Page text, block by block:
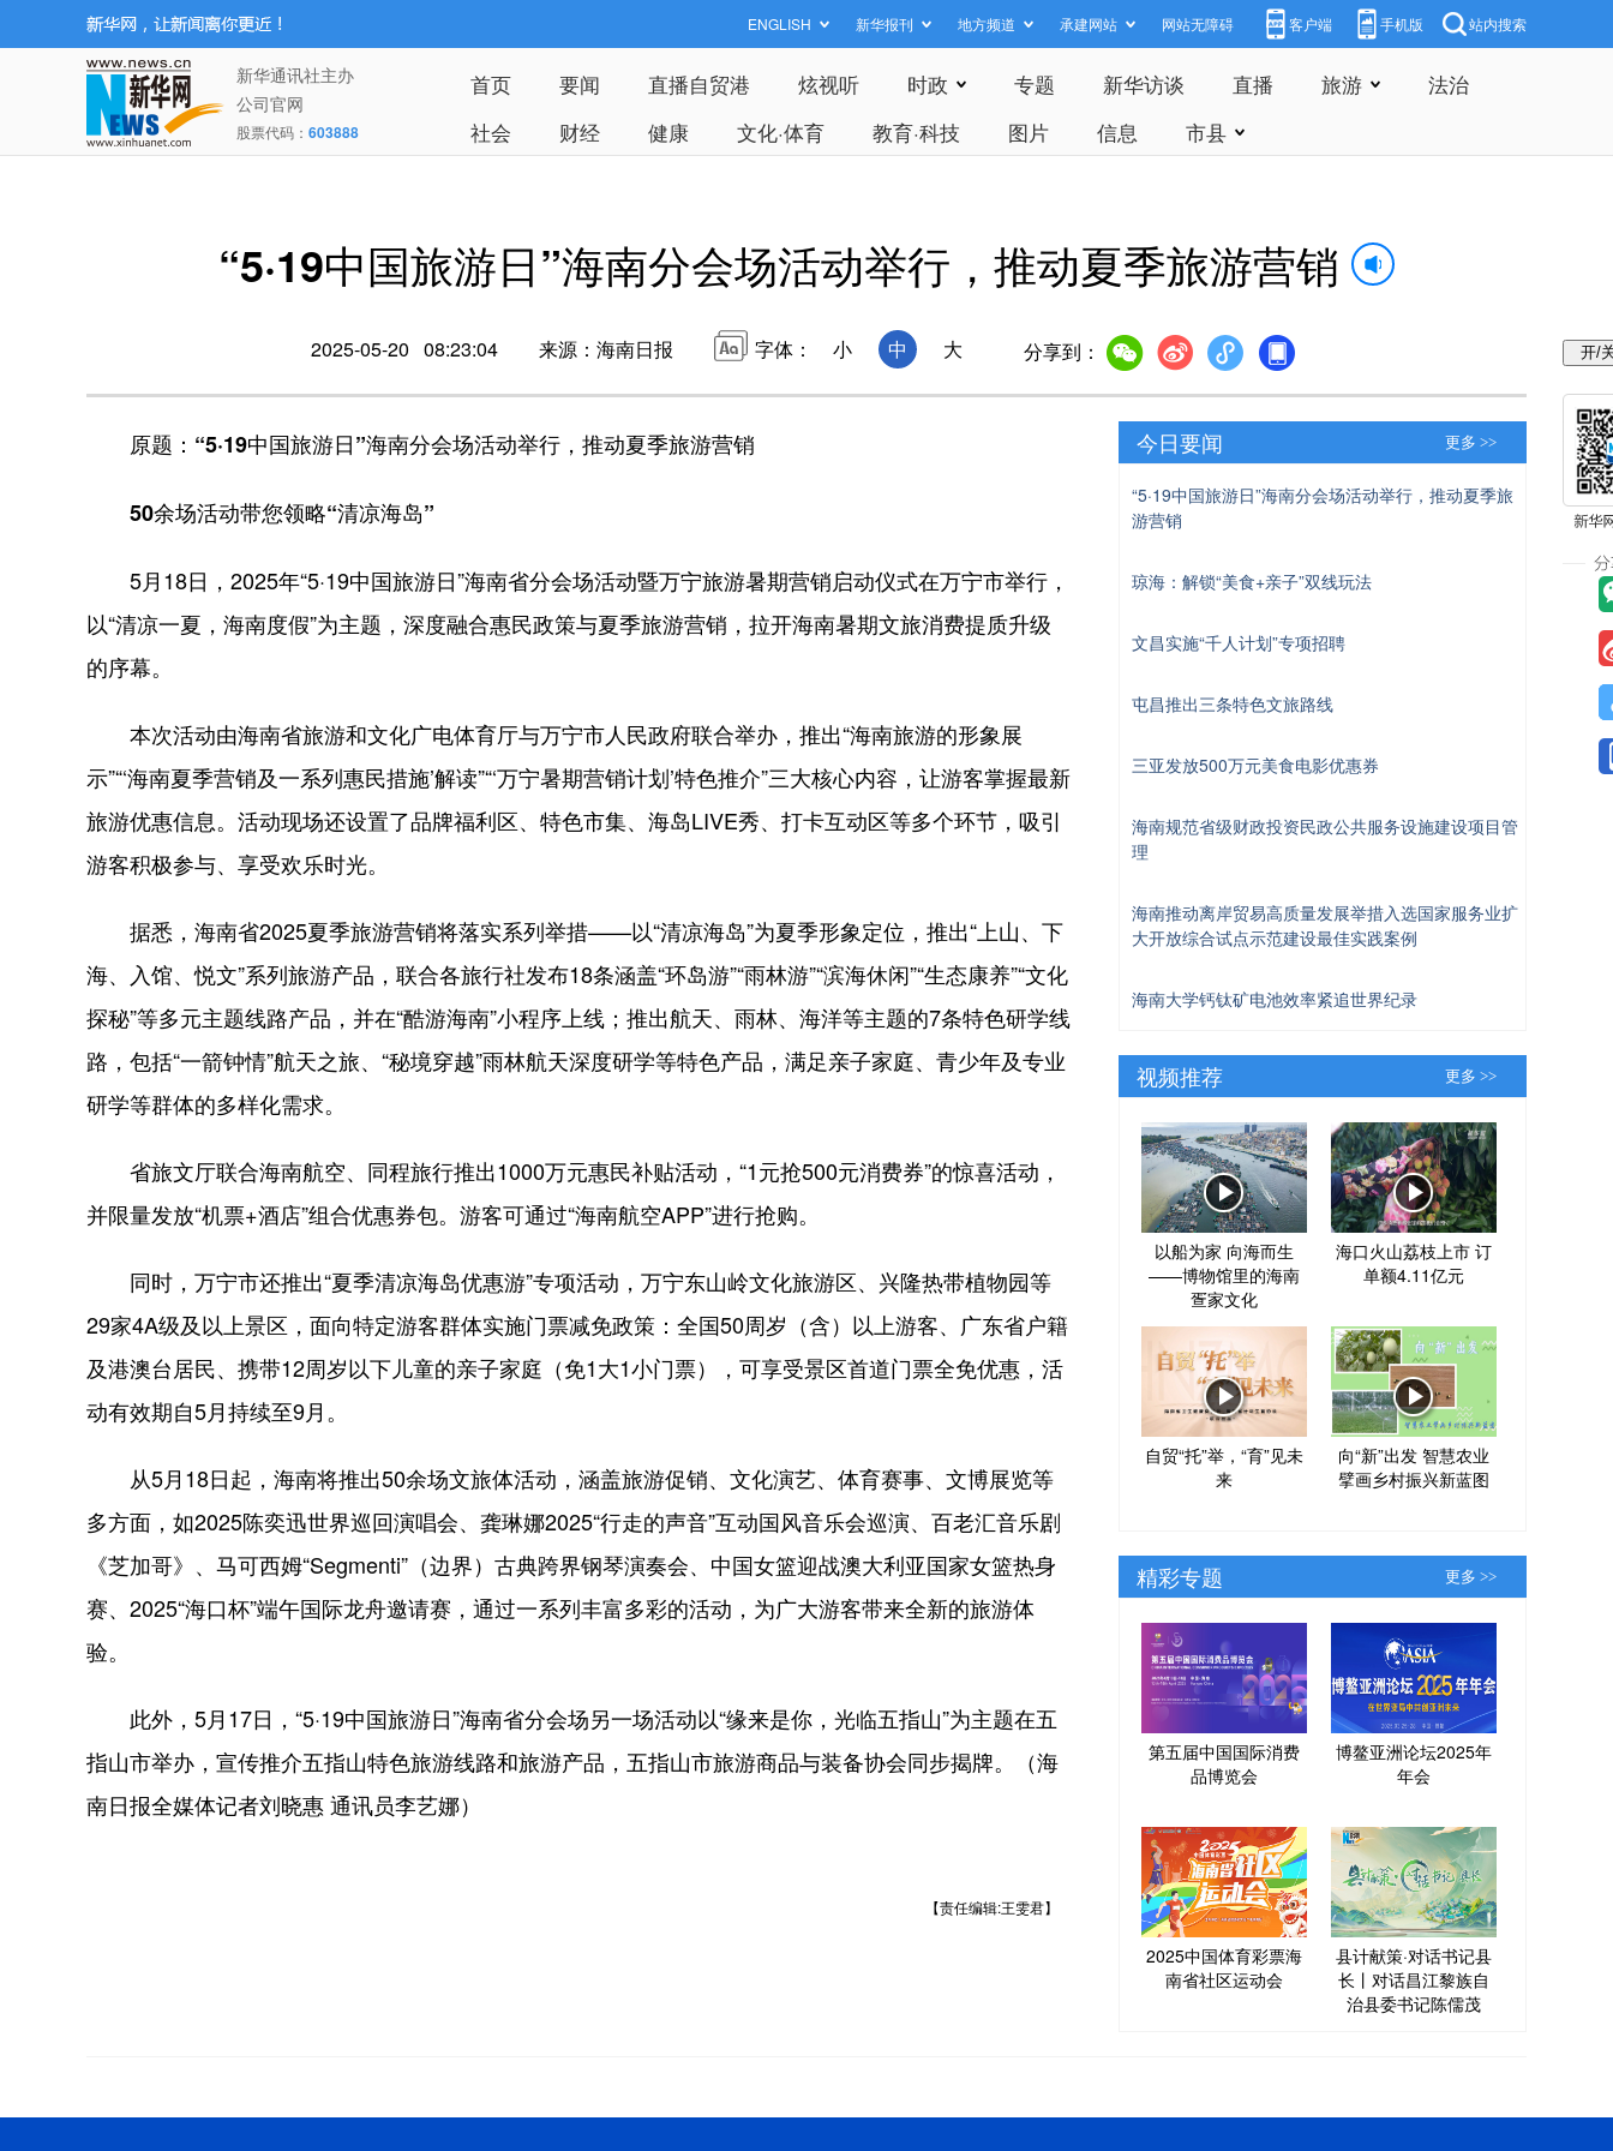
ENGLISH 新华报刊 地方频道 承建网站 网站无障碍 客户端 手机版 站内搜索
新华通讯社主办
公司官网
股票代码： 603888
首页 要闻 直播自贸港 炫视听 时政 专题 新华访谈 直播 旅游
法治
社会
财经 健康 文化·体育 教育·科技 图片 信息 市县
“5·19中国旅游日”海南分会场活动举行，推动夏季旅游营销
2025-05-20 08:23:04 来源：海南日报 字体： 小 中 大 分享到：
原题：“5·19中国旅游日”海南分会场活动举行，推动夏季旅游营销
50余场活动带您领略“清凉海岛”
5月18日，2025年“5·19中国旅游日”海南省分会场活动暨万宁旅游暑期营销启动仪式在万宁市举行，
以“清凉一夏，海南度假”为主题，深度融合惠民政策与夏季旅游营销，拉开海南暑期文旅消费提质升级
的序幕。
本次活动由海南省旅游和文化广电体育厅与万宁市人民政府联合举办，推出“海南旅游的形象展
示”“‘海南夏季营销及一系列惠民措施’解读”“‘万宁暑期营销计划’特色推介”三大核心内容，让游客掌握最新
旅游优惠信息。活动现场还设置了品牌福利区、特色市集、海岛LIVE秀、打卡互动区等多个环节，吸引
游客积极参与、享受欢乐时光。
据悉，海南省2025夏季旅游营销将落实系列举措——以“清凉海岛”为夏季形象定位，推出“上山、下
海、入馆、悦文”系列旅游产品，联合各旅行社发布18条涵盖“环岛游”“雨林游”“滨海休闲”“生态康养”“文化
探秘”等多元主题线路产品，并在“酷游海南”小程序上线；推出航天、雨林、海洋等主题的7条特色研学线
路，包括“一箭钟情”航天之旅、“秘境穿越”雨林航天深度研学等特色产品，满足亲子家庭、青少年及专业
研学等群体的多样化需求。
省旅文厅联合海南航空、同程旅行推出1000万元惠民补贴活动，“1元抢500元消费券”的惊喜活动，
并限量发放“机票+酒店”组合优惠券包。游客可通过“海南航空APP”进行抢购。
同时，万宁市还推出“夏季清凉海岛优惠游”专项活动，万宁东山岭文化旅游区、兴隆热带植物园等
29家4A级及以上景区，面向特定游客群体实施门票减免政策：全国50周岁（含）以上游客、广东省户籍
及港澳台居民、携带12周岁以下儿童的亲子家庭（免1大1小门票），可享受景区首道门票全免优惠，活
动有效期自5月持续至9月。
从5月18日起，海南将推出50余场文旅体活动，涵盖旅游促销、文化演艺、体育赛事、文博展览等
多方面，如2025陈奕迅世界巡回演唱会、龚琳娜2025“行走的声音”互动国风音乐会巡演、百老汇音乐剧
《芝加哥》、马可西姆“Segmenti”（边界）古典跨界钢琴演奏会、中国女篮迎战澳大利亚国家女篮热身
赛、2025“海口杯”端午国际龙舟邀请赛，通过一系列丰富多彩的活动，为广大游客带来全新的旅游体
验。
此外，5月17日，“5·19中国旅游日”海南省分会场另一场活动以“缘来是你，光临五指山”为主题在五
指山市举办，宣传推介五指山特色旅游线路和旅游产品，五指山市旅游商品与装备协会同步揭牌。（海
南日报全媒体记者刘晓惠 通讯员李艺娜）
【责任编辑:王雯君】
今日要闻 更多 >>
“5·19中国旅游日”海南分会场活动举行，推动夏季旅
游营销
琼海：解锁“美食+亲子”双线玩法
文昌实施“千人计划”专项招聘
屯昌推出三条特色文旅路线
三亚发放500万元美食电影优惠券
海南规范省级财政投资民政公共服务设施建设项目管
理
海南推动离岸贸易高质量发展举措入选国家服务业扩
大开放综合试点示范建设最佳实践案例
海南大学钙钛矿电池效率紧追世界纪录
视频推荐 更多 >>
以船为家 向海而生
——博物馆里的海南
疍家文化
海口火山荔枝上市 订
单额4.11亿元
自贸“托”举，“育”见未
来
向“新”出发 智慧农业
擘画乡村振兴新蓝图
精彩专题 更多 >>
第五届中国国际消费
品博览会
博鳌亚洲论坛2025年
年会
2025中国体育彩票海
南省社区运动会
县计献策·对话书记县
长丨对话昌江黎族自
治县委书记陈儒茂